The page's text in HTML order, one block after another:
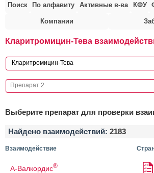
Поиск По алфавиту Активные в-ва КФУ
Компании
Кларитромицин-Тева
Выберите препарат для проверки
Найдено взаимодействий: 2183
Взаимодействие
А-Валкордис®